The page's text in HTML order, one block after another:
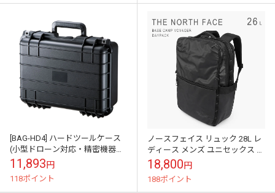
[BAG-HD4] ハードツールケース
(小型ドローン対応・精密機器・
保管・鍵付き)
11,893円
118ポイント
ノースフェイス リュック 28L レ
ディース メンズ ユニセックス バ
ッグ 通勤 通学 学生 おしゃれ 黒
人気 カジュアル アウ...
18,800円
188ポイント